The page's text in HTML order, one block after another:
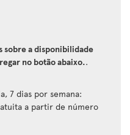
sobre a disponibilidade
no botão abaixo..
7 dias por semana:
a partir de número